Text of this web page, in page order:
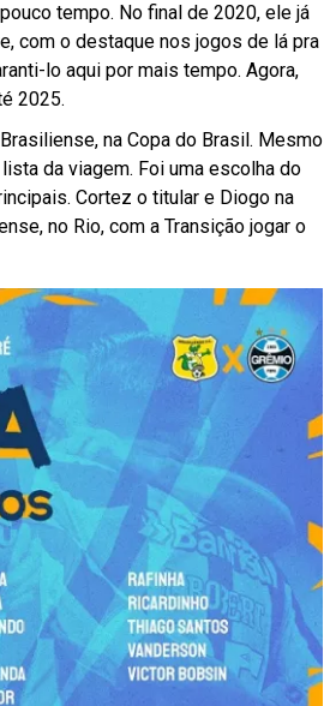
tempo. No final de 2020, ele já
com o destaque nos jogos de lá pra
lo aqui por mais tempo. Agora,
2025.
na Copa do Brasil. Mesmo
da viagem. Foi uma escolha do
Cortez o titular e Diogo na
no Rio, com a Transição jogar o